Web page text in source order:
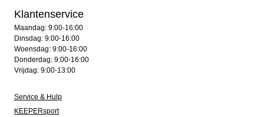
Klantenservice
Maandag: 9:00-16:00
Dinsdag: 9:00-16:00
Woensdag: 9:00-16:00
Donderdag: 9:00-16:00
Vrijdag: 9:00-13:00
Service & Hulp
KEEPERsport